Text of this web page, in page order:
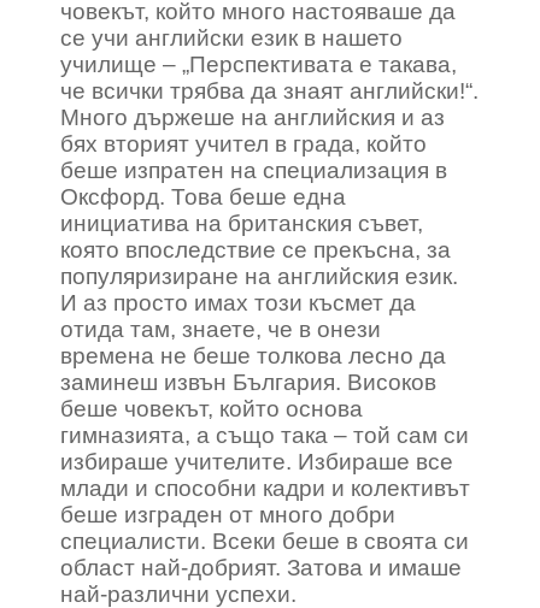
човекът, който много настояваше да
се учи английски език в нашето
училище – „Перспективата е такава,
че всички трябва да знаят английски!“.
Много държеше на английския и аз
бях вторият учител в града, който
беше изпратен на специализация в
Оксфорд. Това беше една
инициатива на британския съвет,
която впоследствие се прекъсна, за
популяризиране на английския език.
И аз просто имах този късмет да
отида там, знаете, че в онези
времена не беше толкова лесно да
заминеш извън България. Високов
беше човекът, който основа
гимназията, а също така – той сам си
избираше учителите. Избираше все
млади и способни кадри и колективът
беше изграден от много добри
специалисти. Всеки беше в своята си
област най-добрият. Затова и имаше
най-различни успехи.